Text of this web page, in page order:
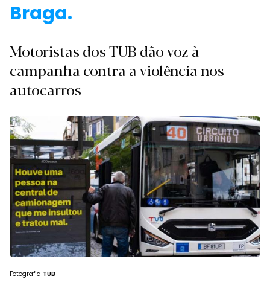
Braga.
Motoristas dos TUB dão voz à
campanha contra a violência nos
autocarros
Fotografia TUB